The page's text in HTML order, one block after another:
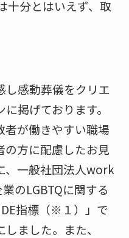
十分とはいえず、取
し感動葬儀をクリエ
掲げております。
者が働きやすい職場
の方に配慮したお見
、一般社団法人work
のLGBTQに関する
指標（※１）」で
ました。また、